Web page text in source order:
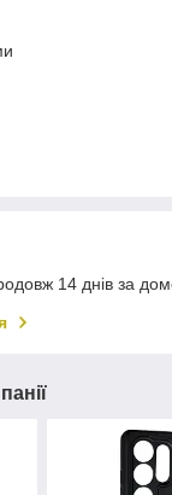
14 днів за